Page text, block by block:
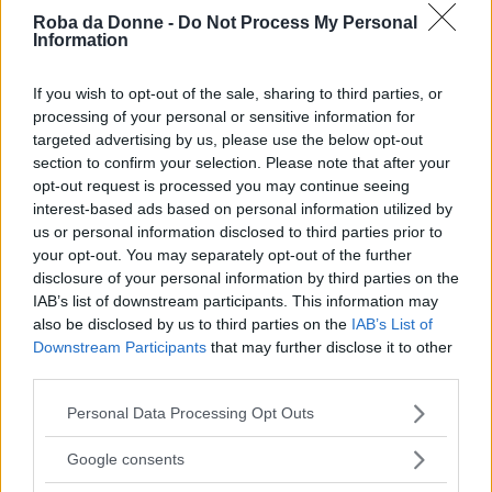
Roba da Donne - Do Not Process My Personal
Information
If you wish to opt-out of the sale, sharing to third parties, or
processing of your personal or sensitive information for
targeted advertising by us, please use the below opt-out
section to confirm your selection. Please note that after your
opt-out request is processed you may continue seeing
interest-based ads based on personal information utilized by
us or personal information disclosed to third parties prior to
your opt-out. You may separately opt-out of the further
disclosure of your personal information by third parties on the
IAB’s list of downstream participants. This information may
also be disclosed by us to third parties on the IAB’s List of
Downstream Participants that may further disclose it to other
Please note that this website/app uses one or more Google
not limited to your visit or usage behaviour. You may click to
Personal Data Processing Opt Outs
Google consents
Curiosità e consigli
Utilizzate sempre lo zucchero a velo